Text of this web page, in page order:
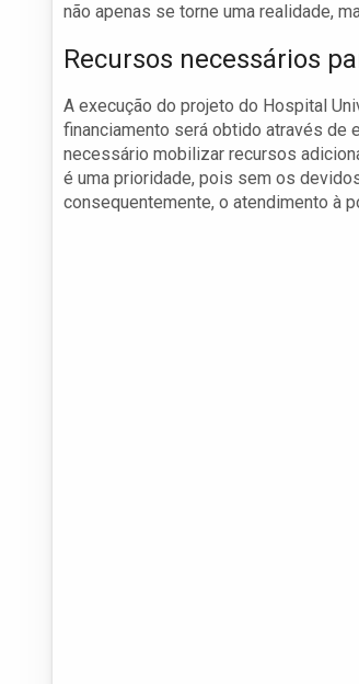
não apenas se torne uma realidade,
Recursos necessários
A execução do projeto do Hospital
financiamento será obtido através de
necessário mobilizar recursos
é uma prioridade, pois sem os
consequentemente, o atendimento à